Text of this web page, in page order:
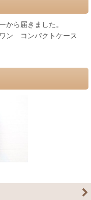
ーから届きました。
ン コンパクトケース